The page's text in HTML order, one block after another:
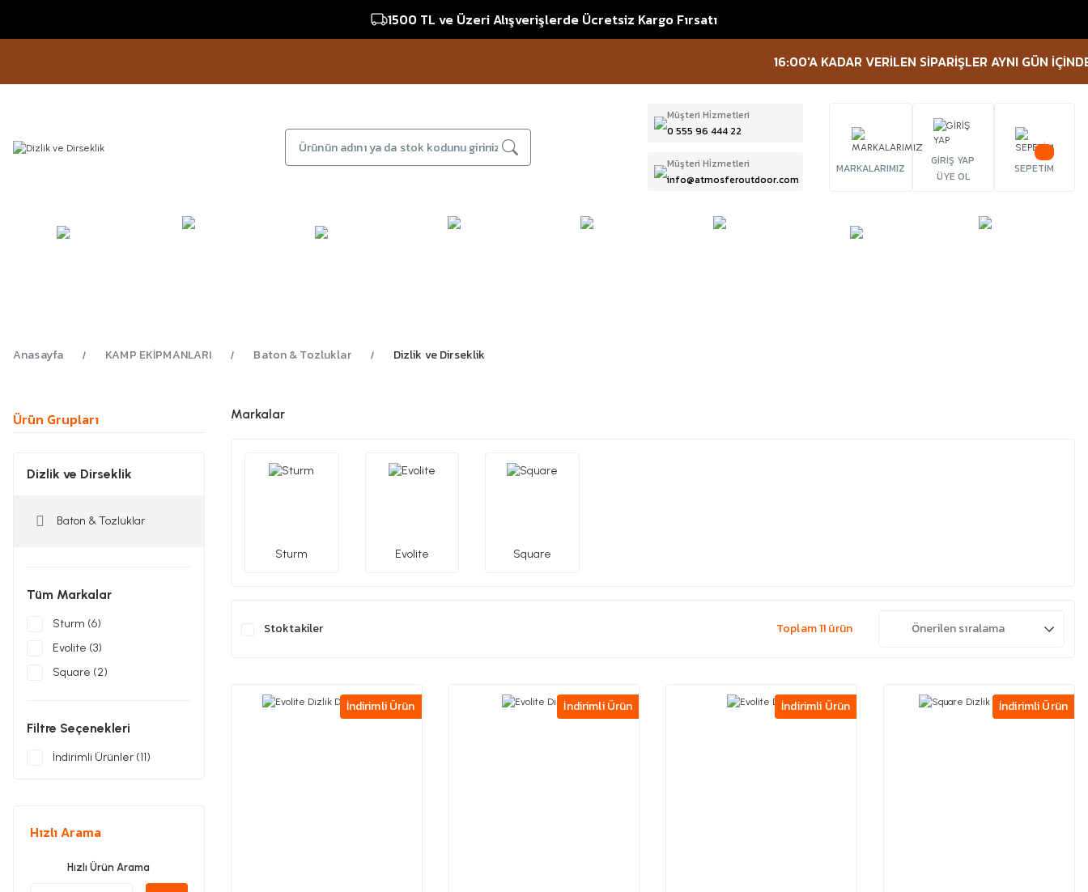
1500 TL ve Üzeri Alışverişlerde Ücretsiz Kargo Fırsatı
16:00'A KADAR VERİLEN SİPARİŞLER AYNI GÜN İÇİNDE
Müşteri Hi̇zmetleri
0 555 96 444 22
Müşteri Hi̇zmetleri
info@atmosferoutdoor.com
MARKALARIMIZ
GİRİŞ YAP
ÜYE OL
SEPETİM
Anasayfa KAMP EKİPMANLARI Baton & Tozluklar Dizlik ve Dirseklik
Ürün Grupları
Dizlik ve Dirseklik
Baton & Tozluklar
Tüm Markalar
Sturm (6)
Evolite (3)
Square (2)
Filtre Seçenekleri
İndirimli Ürünler (11)
Hızlı Arama
Hızlı Ürün Arama
Markalar
Sturm Evolite Square
Stoktakiler Toplam 11 ürün
İndirimli Ürün İndirimli Ürün İndirimli Ürün İndirimli Ürün